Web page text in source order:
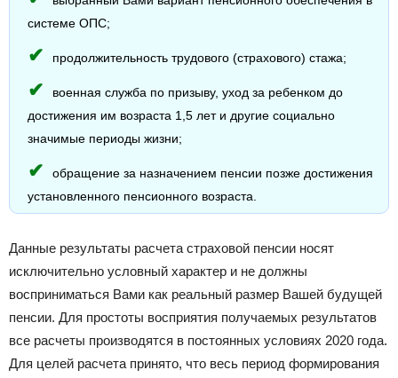
системе ОПС;
продолжительность трудового (страхового) стажа;
военная служба по призыву, уход за ребенком до
достижения им возраста 1,5 лет и другие социально
значимые периоды жизни;
обращение за назначением пенсии позже достижения
установленного пенсионного возраста.
Данные результаты расчета страховой пенсии носят
исключительно условный характер и не должны
восприниматься Вами как реальный размер Вашей будущей
пенсии. Для простоты восприятия получаемых результатов
все расчеты производятся в постоянных условиях 2020 года.
Для целей расчета принято, что весь период формирования